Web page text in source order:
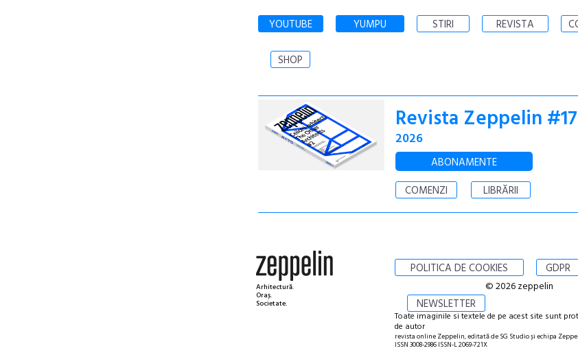
YOUTUBE YUMPU STIRI REVISTA
SHOP
Revista Zeppelin
2026
ABONAMENTE
COMENZI
LIBRĂRII
Arhitectură.
Oraș.
Societate.
POLITICA DE COOKIES GDPR
NEWSLETTER
© 2026 zeppelin
Toate imaginile si textele de pe acest site sunt
de autor
revista online Zeppelin, editată de SG Studio și echipa
ISSN 3008-2986 ISSN-L 2069-721X